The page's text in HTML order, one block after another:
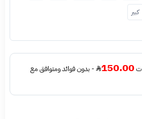
كبير
150.00
- بدون فوائد ومتوافق مع